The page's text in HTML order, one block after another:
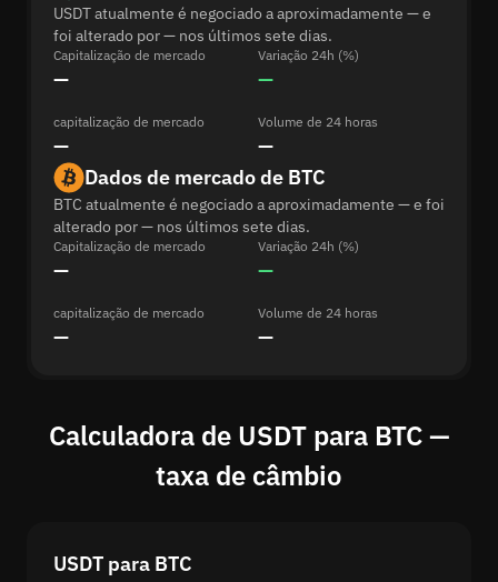
USDT atualmente é negociado a aproximadamente — e
foi alterado por — nos últimos sete dias.
Capitalização de mercado
—
Variação 24h (%)
—
capitalização de mercado
—
Volume de 24 horas
—
Dados de mercado de BTC
BTC atualmente é negociado a aproximadamente — e foi
alterado por — nos últimos sete dias.
Capitalização de mercado
—
Variação 24h (%)
—
capitalização de mercado
—
Volume de 24 horas
—
Calculadora de USDT para BTC —
taxa de câmbio
USDT para BTC